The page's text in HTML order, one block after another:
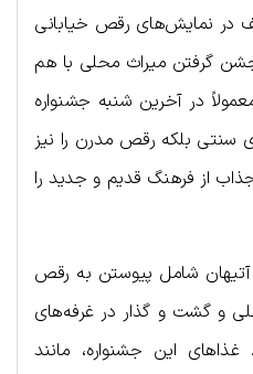
در نمایش‌های رقص خیابانی
جشن گرفتن میراث محلی با هم
در آخرین شنبه جشنواره
سنتی بلکه رقص مدرن را نیز
از فرهنگ قدیم و جدید را
آتیهان شامل پیوستن به رقص
و گشت و گذار در غرفه‌های
این جشنواره، مانند